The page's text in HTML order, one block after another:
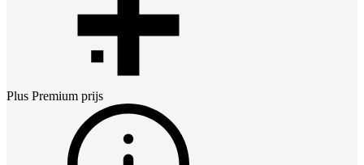
Plus Premium prijs